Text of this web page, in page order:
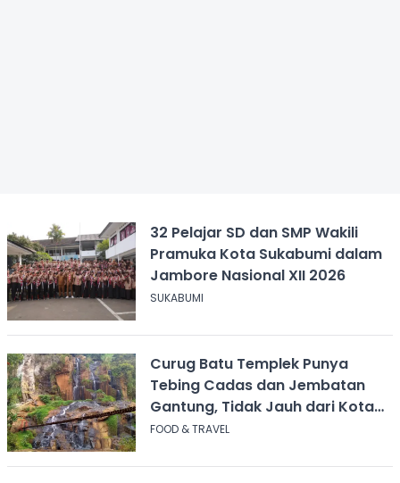
32 Pelajar SD dan SMP Wakili
Pramuka Kota Sukabumi dalam
Jambore Nasional XII 2026
SUKABUMI
Curug Batu Templek Punya
Tebing Cadas dan Jembatan
Gantung, Tidak Jauh dari Kota
Bandung
FOOD & TRAVEL